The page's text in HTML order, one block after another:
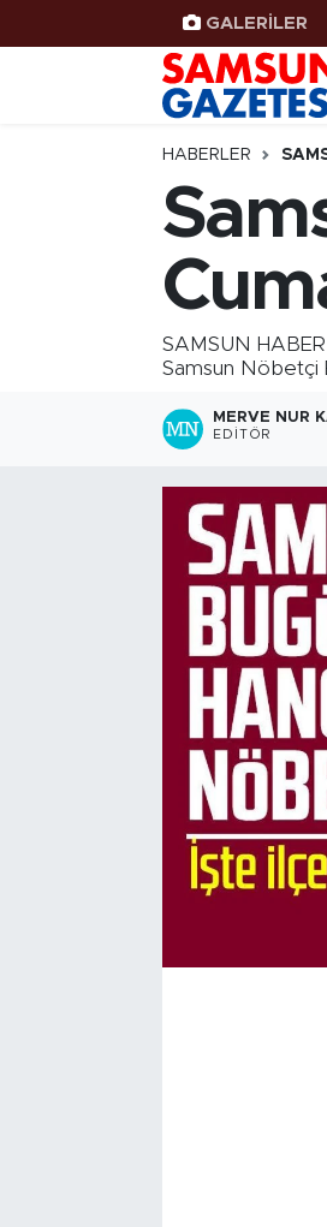
GALERİLER
HABERLER
SAMSUN
Samsun Nöbetçi
MERVE NUR
EDITÖR
Samsun Haber
Samsunspor
Samsun Rehberi
Resmi İlanlar
Samsun Nöbetçi
Samsun Hava Durumu
SAMSUN Namaz Vakitleri
Samsun Trafik Yoğunluk
Süper Lig Puan Durumu
Haber Arşivi